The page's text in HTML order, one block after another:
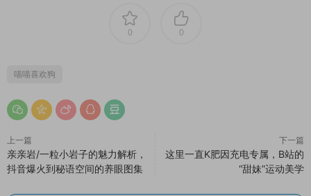
0 0
喵喵喜欢狗
上一篇
亲亲岩/一粒小岩子的魅力解析，
抖音爆火到秘语空间的养眼图集
下一篇
这里一直K肥因充电专属，B站的
“甜妹”运动美学